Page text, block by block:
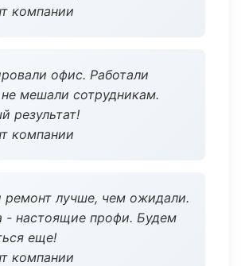
компании
офис. Работали
мешали сотрудникам.
результат!
компании
ремонт лучше, чем ожидали.
- настоящие профи. Будем
еще!
компании